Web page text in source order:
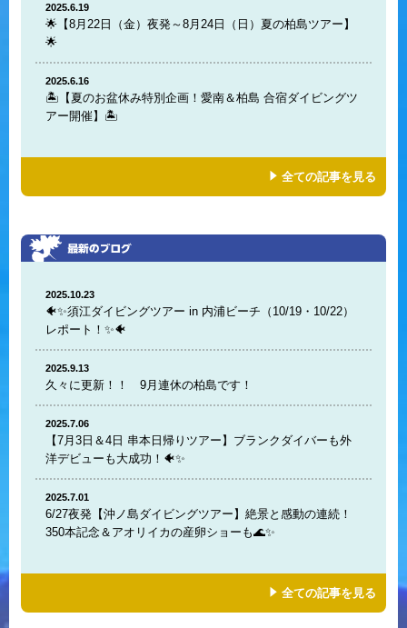
2025.6.19
🌟【8月22日（金）夜発～8月24日（日）夏の柏島ツアー】
🌟
2025.6.16
🏝️【夏のお盆休み特別企画！愛南＆柏島 合宿ダイビングツ
アー開催】🏝️
全ての記事を見る
2025.10.23
🐠✨須江ダイビングツアー in 内浦ビーチ（10/19・10/22）
レポート！✨🐠
2025.9.13
久々に更新！！ 9月連休の柏島です！
2025.7.06
【7月3日＆4日 串本日帰りツアー】ブランクダイバーも外
洋デビューも大成功！🐠✨
2025.7.01
6/27夜発【沖ノ島ダイビングツアー】絶景と感動の連続！
350本記念＆アオリイカの産卵ショーも🌊✨
全ての記事を見る